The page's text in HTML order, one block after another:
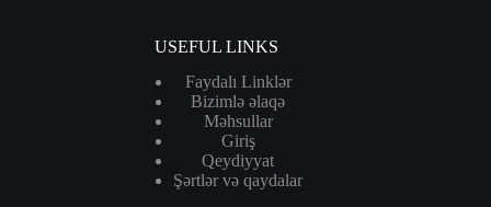
USEFUL LINKS
Faydalı Linklər
Bizimlə əlaqə
Məhsullar
Giriş
Qeydiyyat
Şərtlər və qaydalar